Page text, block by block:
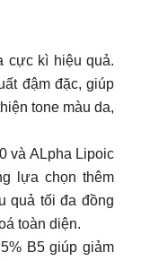
cực kì hiệu quả.
đậm đặc, giúp
tone màu da,
và ALpha Lipoic
lựa chọn thêm
quả tối đa đồng
toàn diện.
B5 giúp giảm